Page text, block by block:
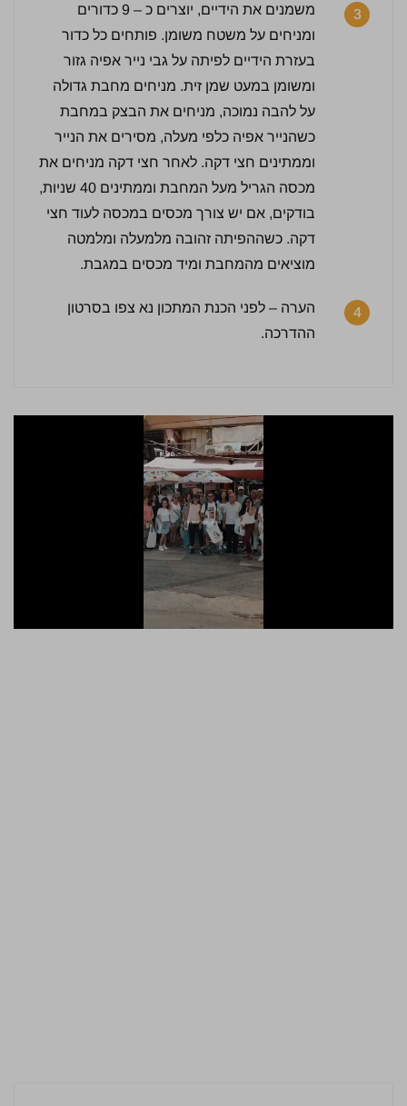
3
משמנים את הידיים, יוצרים כ – 9 כדורים
ומניחים על משטח משומן. פותחים כל כדור
בעזרת הידיים לפיתה על גבי נייר אפיה גזור
ומשומן במעט שמן זית. מניחים מחבת גדולה
על להבה נמוכה, מניחים את הבצק במחבת
כשהנייר אפיה כלפי מעלה, מסירים את הנייר
וממתינים חצי דקה. לאחר חצי דקה מניחים את
מכסה הגריל מעל המחבת וממתינים 40 שניות,
בודקים, אם יש צורך מכסים במכסה לעוד חצי
דקה. כשההפיתה זהובה מלמעלה ומלמטה
מוציאים מהמחבת ומיד מכסים במגבת.
4
הערה – לפני הכנת המתכון נא צפו בסרטון
ההדרכה.
3.5 / 5 | 57 מדרגים
לחץ כדי לדרג: